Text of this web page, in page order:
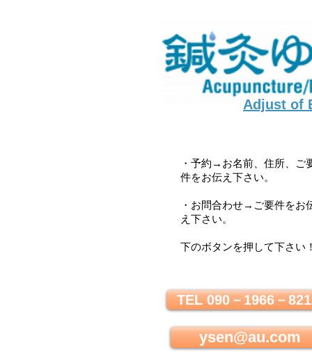
Adjust of
・予約→お名前、住所、ご
件をお伝え下さい。
・お問合わせ→ご要件をお
え下さい。
下のボタンを押して下さい
TEL 090－1966－
ysen@au.com